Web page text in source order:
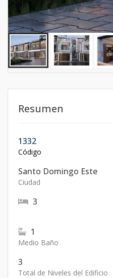
Resumen
1332
Código
Santo Domingo Este
Ciudad
3
1
Medio Baño
3
Total de Niveles del Edificio